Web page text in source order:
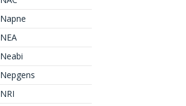
Napne
NEA
Neabi
Nepgens
NRI